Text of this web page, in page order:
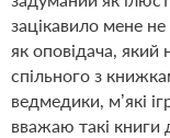
зацікавило мене
як оповідача,
спільного з
ведмедики, м’які
вважаю такі книги